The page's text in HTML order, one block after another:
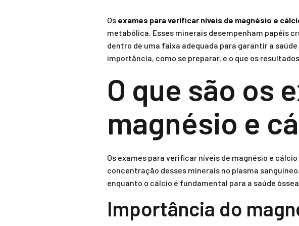
Os exames para verificar níveis de magnésio e
metabólica. Esses minerais desempenham papéis
dentro de uma faixa adequada para garantir a
importância, como se preparar, e o que os
O que são os
magnésio e
Os exames para verificar níveis de magnésio e
concentração desses minerais no plasma
enquanto o cálcio é fundamental para a saúde
Importância do